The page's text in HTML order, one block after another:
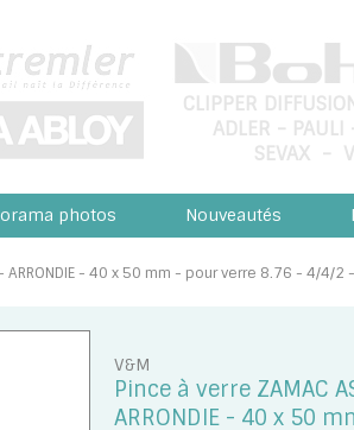
CLIPPER DIFFUSION
ADLER - PAULI
SEVAX-
photos Nouveautés
- ARRONDIE - 40 x 50 mm - pour verre 8.76 - 4/4/2
V&M
Pince à verre ZAMAC
ARRONDIE - 40 x 50